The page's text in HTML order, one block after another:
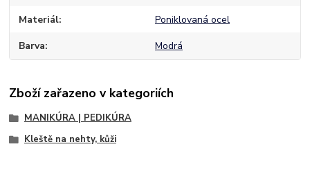
Materiál Poniklovaná ocel
Barva Modrá
Zboží zařazeno v kategoriích
MANIKÚRA | PEDIKÚRA
Kleště na nehty, kůži